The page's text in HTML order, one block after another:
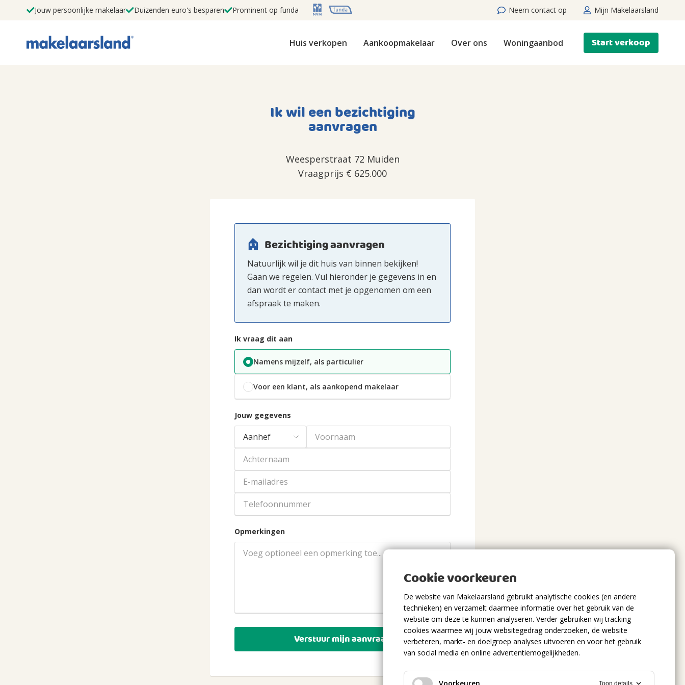
Jouw persoonlijke makelaar Duizenden euro's besparen Prominent op funda Neem contact op Mijn Makelaarsland
Huis verkopen Aankoopmakelaar Over ons Woningaanbod Start verkoop
Ik wil een bezichtiging
aanvragen
Weesperstraat 72 Muiden
Vraagprijs € 625.000
Bezichtiging aanvragen
Natuurlijk wil je dit huis van binnen bekijken!
Gaan we regelen. Vul hieronder je gegevens in en
dan wordt er contact met je opgenomen om een
afspraak te maken.
Ik vraag dit aan
Namens mijzelf, als particulier
Voor een klant, als aankopend makelaar
Jouw gegevens
Opmerkingen
Verstuur mijn aanvraag
Cookie voorkeuren
De website van Makelaarsland gebruikt analytische cookies (en andere
technieken) en verzamelt daarmee informatie over het gebruik van de
website om deze te kunnen analyseren. Verder gebruiken wij tracking
cookies waarmee wij jouw websitegedrag onderzoeken, de website
verbeteren, markt- en doelgroep analyses uitvoeren en voor het gebruik
van social media en online advertentiemogelijkheden.
Toon details